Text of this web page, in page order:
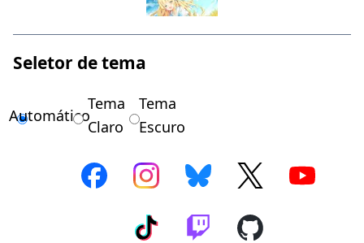
Seletor de tema
Automático
Tema
Claro
Tema
Escuro